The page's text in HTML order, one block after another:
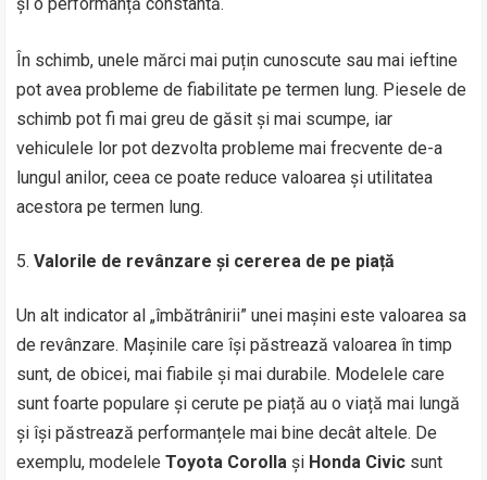
În schimb, unele mărci mai puțin cunoscute sau mai ieftine
pot avea probleme de fiabilitate pe termen lung. Piesele de
schimb pot fi mai greu de găsit și mai scumpe, iar
vehiculele lor pot dezvolta probleme mai frecvente de-a
lungul anilor, ceea ce poate reduce valoarea și utilitatea
acestora pe termen lung.
Valorile de revânzare și cererea de pe piață
Un alt indicator al „îmbătrânirii” unei mașini este valoarea sa
de revânzare. Mașinile care își păstrează valoarea în timp
sunt, de obicei, mai fiabile și mai durabile. Modelele care
sunt foarte populare și cerute pe piață au o viață mai lungă
și își păstrează performanțele mai bine decât altele. De
exemplu, modeleleToyota Corolla și Honda Civic sunt